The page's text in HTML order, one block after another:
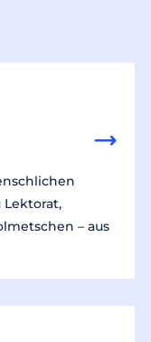
Lektorat,
– aus